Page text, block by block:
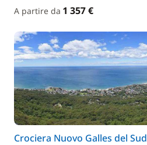
A partire da 1 357 €
Crociera Nuovo Galles del Sud